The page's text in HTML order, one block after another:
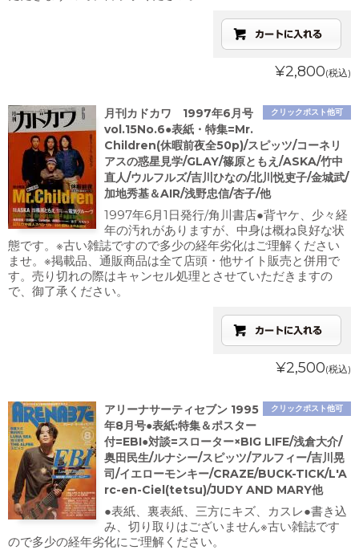
¥2,800(税込)
クリックポスト他可
月刊カドカワ 1997年6月号
vol.15No.6●表紙・特集=Mr.
Children(休暇前夜全50p)/スピッツ/コーネリ
アスの惑星見学/GLAY/篠原ともえ/ASKA/竹中
直人/ウルフルズ/吉川ひなの/北川悦吏子/金城武/
加地秀基＆AIR/浅野忠信/杏子/他
1997年6月1日発行/角川書店●背ヤケ、少々経
年の汚れがありますが、中身は概ね良好な状
態です。※古い雑誌ですので多少の経年劣化はご理解ください
ませ。※掲載品、通販商品は全て店頭・他サイト販売と併用で
す。売り切れの際はキャンセル処理とさせていただきますの
で、御了承ください。
¥2,500(税込)
クリックポスト他可
アリーナサーティセブン 1995
年8月号●表紙:特集＆ポスター
付=EBI●対談=スローター×BIG LIFE/浅倉大介/
奥田民生/ルナシー/スピッツ/アルフィー/吉川晃
司/イエローモンキー/CRAZE/BUCK-TICK/L'A
rc-en-Ciel(tetsu)/JUDY AND MARY他
●表紙、裏表紙、三方にキズ、カスレ●書き込
み、切り取りはございません※古い雑誌です
ので多少の経年劣化にご理解ください。